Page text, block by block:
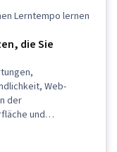
Lerntempo lernen
die Sie
Web-
der
und